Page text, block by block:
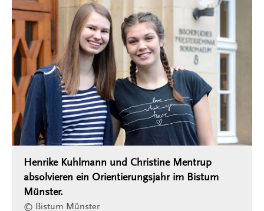
Henrike Kuhlmann und Christine Mentrup
absolvieren ein Orientierungsjahr im Bistum
Münster.
© Bistum Münster